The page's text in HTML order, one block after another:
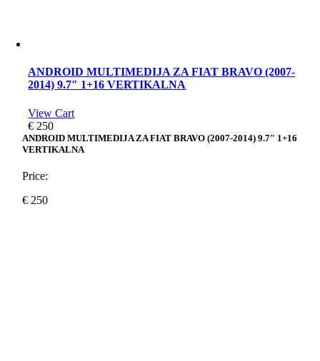
ANDROID MULTIMEDIJA ZA FIAT BRAVO (2007-
2014) 9.7″ 1+16 VERTIKALNA
View Cart
€ 250
ANDROID MULTIMEDIJA ZA FIAT BRAVO (2007-2014) 9.7″ 1+16
VERTIKALNA
Price:
€ 250